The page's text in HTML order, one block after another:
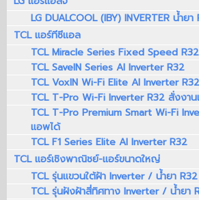
LG DUALCOOL (IBY) INVERTER น้ำ
TCL แอร์ทีซีแอล
TCL Miracle Series Fixed Speed R32
TCL SaveIN Series AI Inverter R32
TCL VoxIN Wi-Fi Elite AI Inverter
TCL T-Pro Wi-Fi Inverter R32 สั่งงา
TCL T-Pro Premium Smart Wi-Fi
แอพได้
TCL F1 Series Elite AI Inverter R32
TCL แอร์เชิงพาณิชย์-แอร์ขนาดใหญ่
TCL รุ่นแขวนใต้ฝ้า Inverter / น้ำยา
TCL รุ่นฝังฝ้าสี่ทิศทาง Inverter / น้ำยา